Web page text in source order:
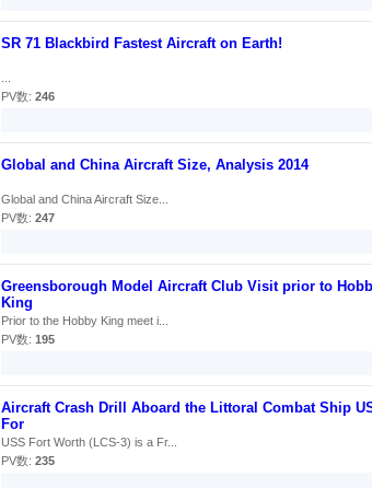
SR 71 Blackbird Fastest Aircraft on Earth!
PV数: 246
Global and China Aircraft Size, Analysis 2014
Global and China Aircraft Size...
PV数: 247
Greensborough Model Aircraft Club Visit prior to
King
Prior to the Hobby King meet i...
PV数: 195
Aircraft Crash Drill Aboard the Littoral Combat Ship
For
USS Fort Worth (LCS-3) is a Fr...
PV数: 235